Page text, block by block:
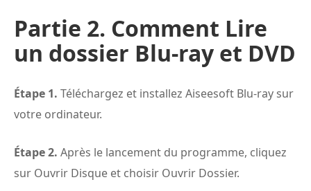
Partie 2. Comment Lire
un dossier Blu-ray et DVD
Étape 1. Téléchargez et installez Aiseesoft Blu-ray sur
votre ordinateur.
Étape 2. Après le lancement du programme, cliquez
sur Ouvrir Disque et choisir Ouvrir Dossier.